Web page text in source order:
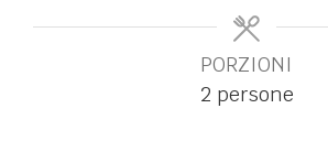
PORZIONI
2 persone